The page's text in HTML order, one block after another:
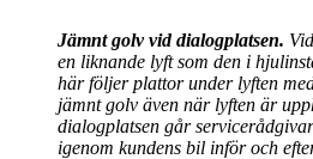
Jämnt golv vid dialogplatsen.
en liknande lyft som den i
här följer plattor under lyften
jämnt golv även när lyften är
dialogplatsen går
igenom kundens bil inför och